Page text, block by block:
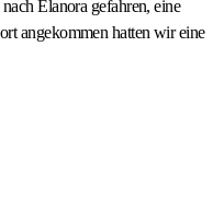
Elanora gefahren, eine
angekommen hatten wir eine